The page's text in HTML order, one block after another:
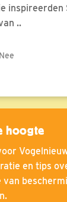
inspireerden
..
hoogte
en tips
van